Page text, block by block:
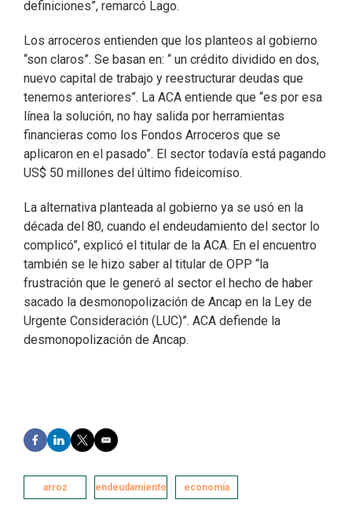
definiciones”, remarcó Lago.
Los arroceros entienden que los planteos al gobierno
“son claros”. Se basan en: “ un crédito dividido en dos,
nuevo capital de trabajo y reestructurar deudas que
tenemos anteriores”. La ACA entiende que “es por esa
línea la solución, no hay salida por herramientas
financieras como los Fondos Arroceros que se
aplicaron en el pasado”. El sector todavía está pagando
US$ 50 millones del último fideicomiso.
La alternativa planteada al gobierno ya se usó en la
década del 80, cuando el endeudamiento del sector lo
complicó”, explicó el titular de la ACA. En el encuentro
también se le hizo saber al titular de OPP “la
frustración que le generó al sector el hecho de haber
sacado la desmonopolización de Ancap en la Ley de
Urgente Consideración (LUC)”. ACA defiende la
desmonopolización de Ancap.
F
a
b
L
i
k
e
T
w
t
E
m
i
l
arroz endeudamiento economía